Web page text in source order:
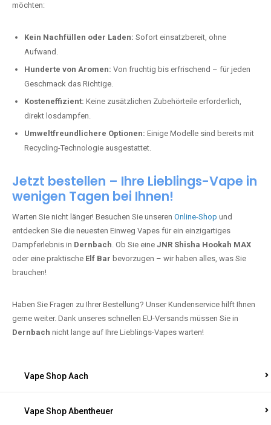
möchten:
Kein Nachfüllen oder Laden: Sofort einsatzbereit, ohne
Aufwand.
Hunderte von Aromen: Von fruchtig bis erfrischend – für jeden
Geschmack das Richtige.
Kosteneffizient: Keine zusätzlichen Zubehörteile erforderlich,
direkt losdampfen.
Umweltfreundlichere Optionen: Einige Modelle sind bereits mit
Recycling-Technologie ausgestattet.
Jetzt bestellen – Ihre Lieblings-Vape in
wenigen Tagen bei Ihnen!
Warten Sie nicht länger! Besuchen Sie unseren Online-Shop und
entdecken Sie die neuesten Einweg Vapes für ein einzigartiges
Dampferlebnis in Dernbach. Ob Sie eine JNR Shisha Hookah MAX
oder eine praktische Elf Bar bevorzugen – wir haben alles, was Sie
brauchen!
Haben Sie Fragen zu Ihrer Bestellung? Unser Kundenservice hilft Ihnen
gerne weiter. Dank unseres schnellen EU-Versands müssen Sie in
Dernbach nicht lange auf Ihre Lieblings-Vapes warten!
Vape Shop Aach
Vape Shop Abentheuer